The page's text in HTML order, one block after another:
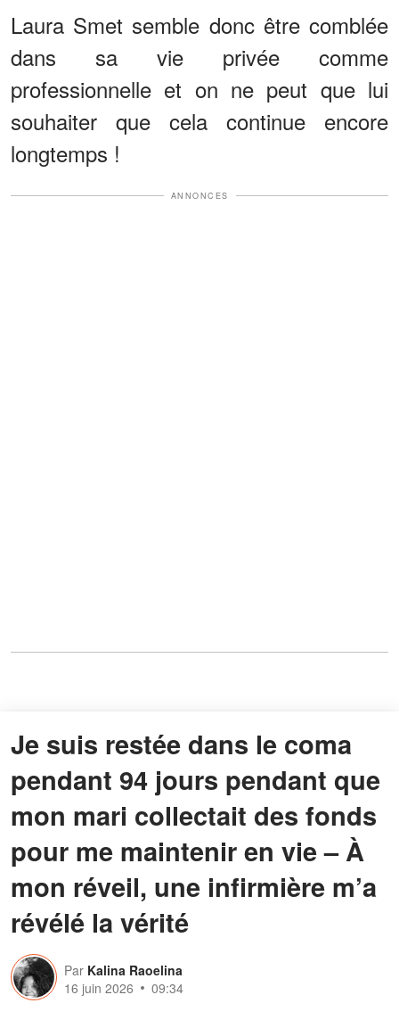
Laura Smet semble donc être comblée
dans sa vie privée comme
professionnelle et on ne peut que lui
souhaiter que cela continue encore
longtemps !
ANNONCES
Je suis restée dans le coma
pendant 94 jours pendant que
mon mari collectait des fonds
pour me maintenir en vie – À
mon réveil, une infirmière m’a
révélé la vérité
Par Kalina Raoelina
16 juin 2026
09:34